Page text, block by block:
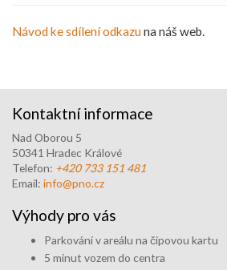
Návod ke sdílení odkazuna náš web.
Kontaktní informace
Nad Oborou 5
50341 Hradec Králové
Telefon: +420 733 151 481
Email: info@pno.cz
Výhody pro vás
Parkování v areálu na čipovou kartu
5 minut vozem do centra